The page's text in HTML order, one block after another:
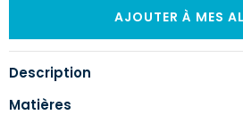
Description
Matières